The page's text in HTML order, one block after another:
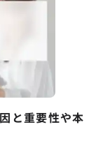
と重要性や本